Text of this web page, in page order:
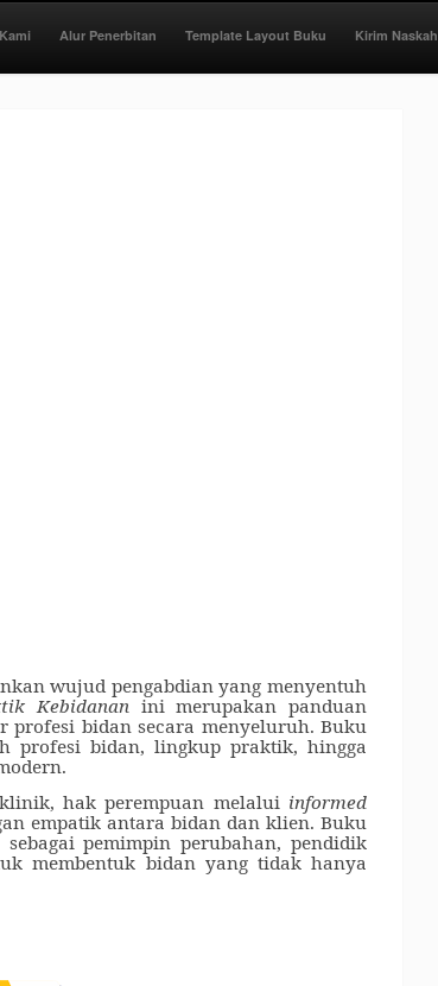
Alur Penerbitan Template Layout Buku Kirim Naskah
wujud pengabdian yang menyentuh
Kebidanan inimerupakan panduan
profesi bidan secara menyeluruh. Buku
profesi bidan, lingkup praktik, hingga
hak perempuan melalui informed
empatik antara bidan dan klien. Buku
pemimpin perubahan, pendidik
membentuk bidan yang tidak hanya